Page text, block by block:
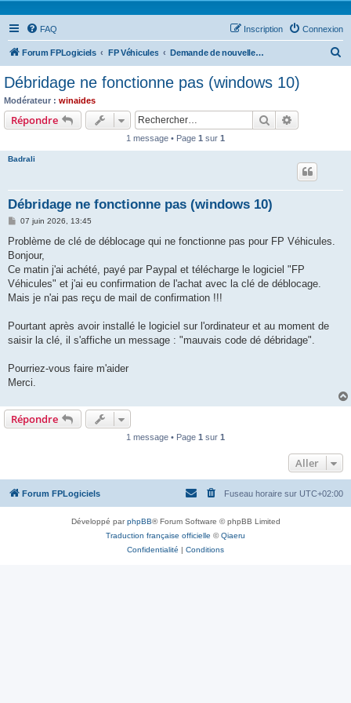
FAQ Connexion
Inscription
Forum FPLogiciels FP Véhicules Demande de nouvelle clé de débridage
Débridage ne fonctionne pas (windows 10)
Modérateur : winaides
Répondre Rechercher
1 message • Page 1 sur 1
Badrali
Débridage ne fonctionne pas (windows 10)
M
s
a
g
07 juin 2026, 13:45
Problème de clé de déblocage qui ne fonctionne pas pour FP Véhicules.
Bonjour,
Ce matin j'ai achété, payé par Paypal et télécharge le logiciel "FP
Véhicules" et j'ai eu confirmation de l'achat avec la clé de déblocage.
Mais je n'ai pas reçu de mail de confirmation !!!
Pourtant après avoir installé le logiciel sur l'ordinateur et au moment de
saisir la clé, il s'affiche un message : "mauvais code dé débridage".
Pourriez-vous faire m'aider
Merci.
Répondre
1 message • Page 1 sur 1
Aller
Forum FPLogiciels Fuseau horaire sur UTC+02:00
Développé parphpBB® Forum Software © phpBB Limited
Traduction française officielle ©Qiaeru
Confidentialité | Conditions